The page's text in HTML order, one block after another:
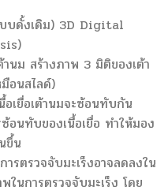
บดั้งเดิม) 3D Digital
นม สร้างภาพ 3 มิติของเต้า
อนสไลด์)
อเยื่อเต้านมจะซ้อนทับกัน
นทับของเนื้อเยื่อ ทำให้มอง
ขึ้น
รตรวจจับมะเร็งอาจลดลงใน
ในการตรวจจับมะเร็ง โดย